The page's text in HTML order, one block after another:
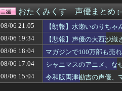
ゴジータが子作りしたら、悟空とベジ
【悲報】頂き女子に人生を狂わされた
アニメ『Re:ゼロから始める異世界生活
「機動戦士Ζガンダム」のディジェと
令和版両津勘吉の声優、マジで予想つ
昭和戦隊のロボデザイン、配信で追っ
【驚愕】名作『SLAM DUNK』の赤木
片田舎のおっさん、剣聖になるⅡ 第5
【驚愕】夏、終わる…今年の夏は…凄
おたくみくす 声優まとめ [
08/06 21:05
【朗報】水瀬いのりち
08/06 19:34
【悲報】声優の大西沙
08/06 18:04
マガジンで100万部も売
08/06 17:04
シャニマスのアニメ、な
08/06 15:04
令和版両津勘吉の声優、